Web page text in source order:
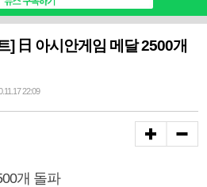
] 日 아시안게임 메달 2500개
22:09
개 돌파